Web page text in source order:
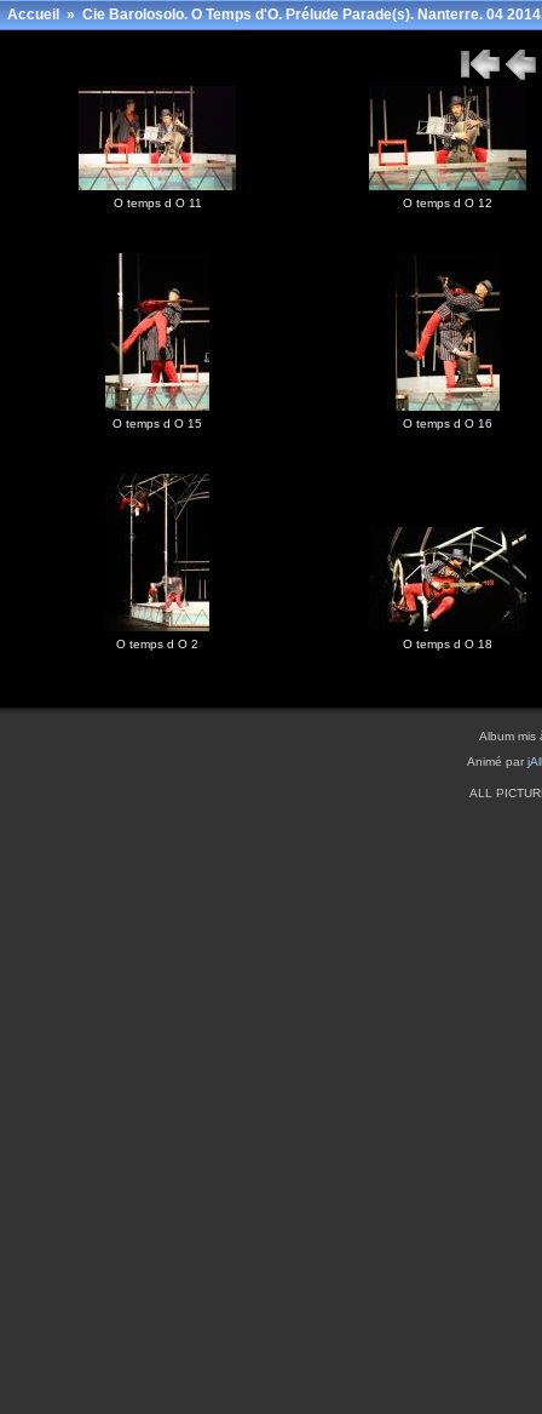
Accueil»Cie Barolosolo. O Temps d'O. Prélude Parade(s). Nanterre. 04
O temps d O 11 O temps d O 12
O temps d O 15 O temps d O 16
O temps d O 2 O temps d O 18
Album mis
Animé par
ALL